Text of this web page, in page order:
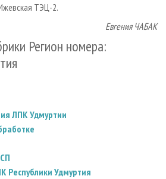
ТЭЦ-2.
Евгения ЧАБАК
Регион номера:
ЛПК Удмуртии
Республики Удмуртия